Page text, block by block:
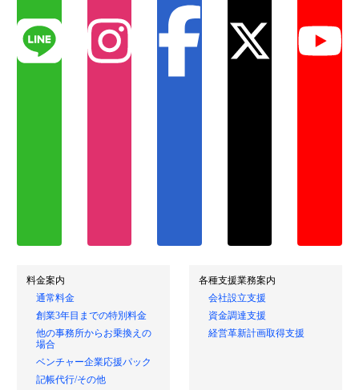
料金案内
通常料金
創業3年目までの特別料金
他の事務所からお乗換えの
場合
ベンチャー企業応援パック
記帳代行/その他
各種支援業務案内
会社設立支援
資金調達支援
経営革新計画取得支援